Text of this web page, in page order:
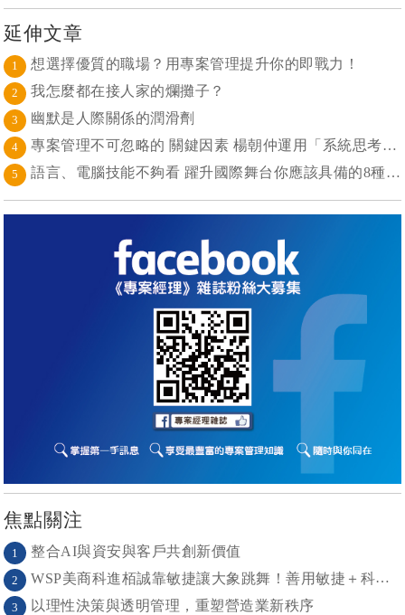
延伸文章
1 想選擇優質的職場？用專案管理提升你的即戰力！
2 我怎麼都在接人家的爛攤子？
3 幽默是人際關係的潤滑劑
4 專案管理不可忽略的 關鍵因素 楊朝仲運用「系統思考」達到活靈活現的境界
5 語言、電腦技能不夠看 躍升國際舞台你應該具備的8種能力
焦點關注
1 整合AI與資安與客戶共創新價值
2 WSP美商科進栢誠靠敏捷讓大象跳舞！善用敏捷＋科技力， 大型工程也能快速迭代
3 以理性決策與透明管理，重塑營造業新秩序